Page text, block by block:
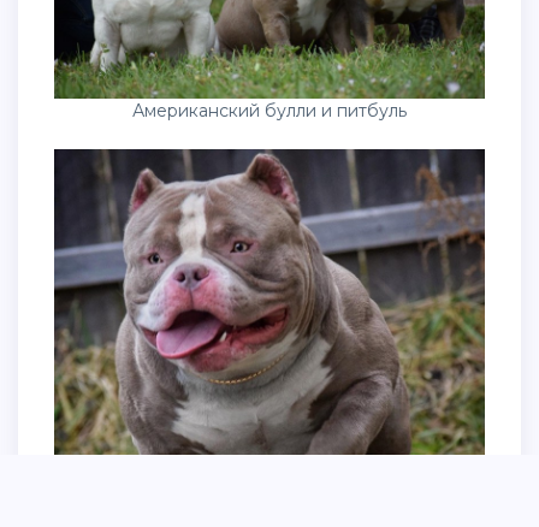
Американский булли и питбуль